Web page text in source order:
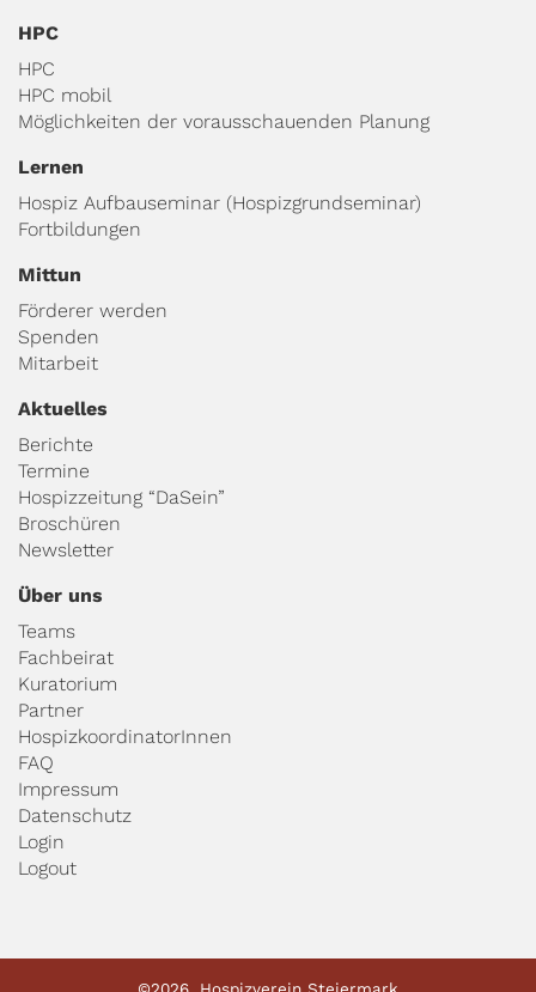
HPC
HPC
HPC mobil
Möglichkeiten der vorausschauenden Planung
Lernen
Hospiz Aufbauseminar (Hospizgrundseminar)
Fortbildungen
Mittun
Förderer werden
Spenden
Mitarbeit
Aktuelles
Berichte
Termine
Hospizzeitung “DaSein”
Broschüren
Newsletter
Über uns
Teams
Fachbeirat
Kuratorium
Partner
HospizkoordinatorInnen
FAQ
Impressum
Datenschutz
Login
Logout
©2026. Hospizverein Steiermark